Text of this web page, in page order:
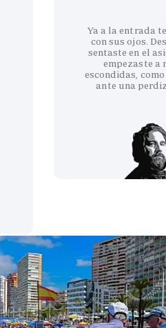
Ya a la entrada
con sus ojos.
sentaste en el
empezaste a
escondidas,
ante una